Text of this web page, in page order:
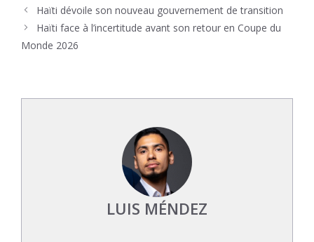
Haïti dévoile son nouveau gouvernement de transition
Haïti face à l’incertitude avant son retour en Coupe du
Monde 2026
LUIS MÉNDEZ